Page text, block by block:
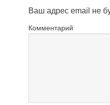
Ваш адрес email не
Комментарий